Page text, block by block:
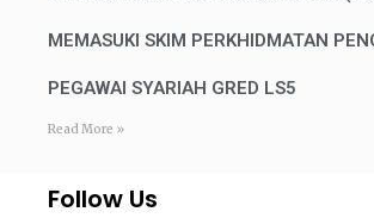
MEMASUKI SKIM PERKHIDMATAN
PEGAWAI SYARIAH GRED LS5
Read More »
Follow Us